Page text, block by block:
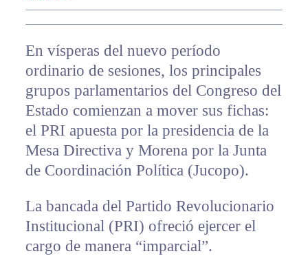
En vísperas del nuevo período
ordinario de sesiones, los principales
grupos parlamentarios del Congreso del
Estado comienzan a mover sus fichas:
el PRI apuesta por la presidencia de la
Mesa Directiva y Morena por la Junta
de Coordinación Política (Jucopo).
La bancada del Partido Revolucionario
Institucional (PRI) ofreció ejercer el
cargo de manera “imparcial”.